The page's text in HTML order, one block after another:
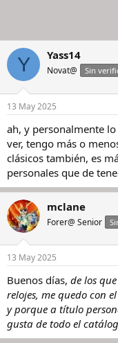
Y Yass14
Novat@ Sin
13 May 2025
ah, y personalmente
ver, tengo más o
clásicos también, es
personales que de
mclane
Forer@ Senior
13 May 2025
Buenos días, de los
relojes, me quedo con
y porque a título
gusta de todo el